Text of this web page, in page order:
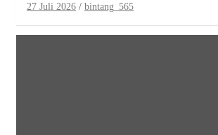
27 Juli 2026 bintang_565